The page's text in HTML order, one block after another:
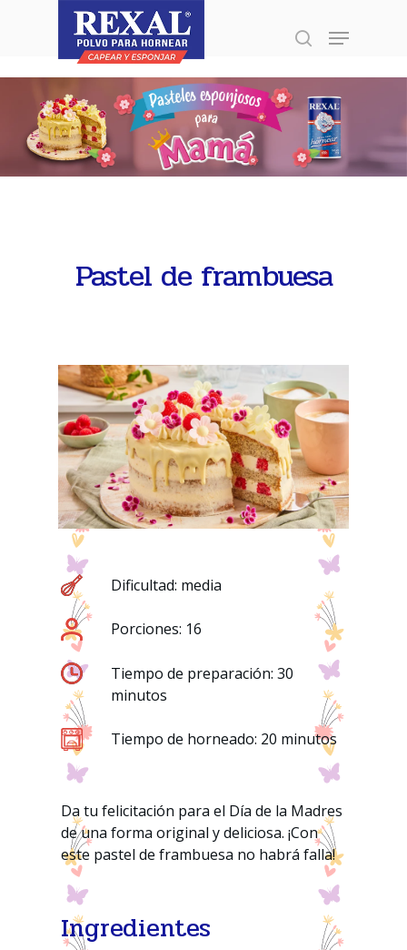
Presione enter para buscar o ESC para
cerrar
Pastel de frambuesa
Dificultad: media
Porciones: 16
Tiempo de preparación: 30
minutos
Tiempo de horneado: 20 minutos
Da tu felicitación para el Día de la Madres
de una forma original y deliciosa. ¡Con
este pastel de frambuesa no habrá falla!
Ingredientes